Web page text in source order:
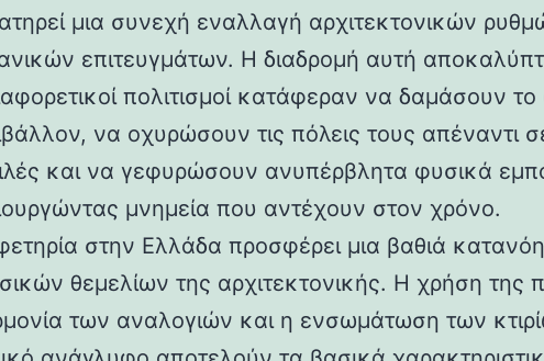
μια συνεχή εναλλαγή αρχιτεκτονικών
επιτευγμάτων. Η διαδρομή αυτή
πολιτισμοί κατάφεραν να δαμάσουν
να οχυρώσουν τις πόλεις τους απέναντι
και να γεφυρώσουν ανυπέρβλητα φυσικά
μνημεία που αντέχουν στον χρόνο.
στην Ελλάδα προσφέρει μια βαθιά
θεμελίων της αρχιτεκτονικής. Η χρήση της
των αναλογιών και η ενσωμάτωση των